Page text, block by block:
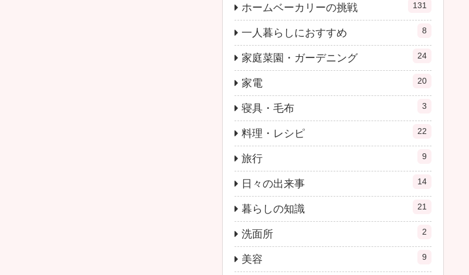
ホームベーカリーの挑戦 131
一人暮らしにおすすめ 8
家庭菜園・ガーデニング 24
家電 20
寝具・毛布 3
料理・レシピ 22
旅行 9
日々の出来事 14
暮らしの知識 21
洗面所 2
美容 9